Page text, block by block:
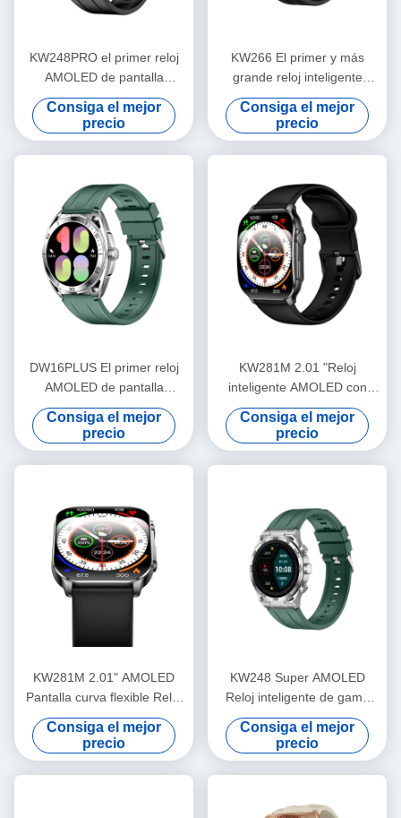
KW248PRO el primer reloj
AMOLED de pantalla
redonda más grande de la
industria
Consiga el mejor
precio
KW266 El primer y más
grande reloj inteligente
AMOLED redondo de 1,6
pulgadas de la industria con
sensores avanzados de
llamadas Bluetooth
Consiga el mejor
precio
DW16PLUS El primer reloj
AMOLED de pantalla
redonda más grande de la
industria
Consiga el mejor
precio
KW281M 2.01 "Reloj
inteligente AMOLED con
pantalla curva flexible con
Dafit APP y bisel de metal
Consiga el mejor
precio
KW281M 2.01" AMOLED
Pantalla curva flexible Reloj
inteligente PVD Cuadro de
metal
Consiga el mejor
precio
KW248 Super AMOLED
Reloj inteligente de gama
alta multifunción BT modelo
de llamada
Consiga el mejor
precio